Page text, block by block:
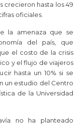
crecieron hasta los 49
oficiales.
la amenaza que se
del país, que
el costo de la crisis
y el flujo de viajeros
hasta un 10% si se
un estudio del Centro
de la Universidad
no ha planteado